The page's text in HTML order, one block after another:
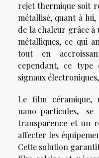
rejet thermique soit
métallisé, quant à
de la chaleur grâce à
métalliques, ce qui
tout en
cependant, ce
signaux
Le film céramique,
nano-particules,
transparence et un
affecter les
Cette solution